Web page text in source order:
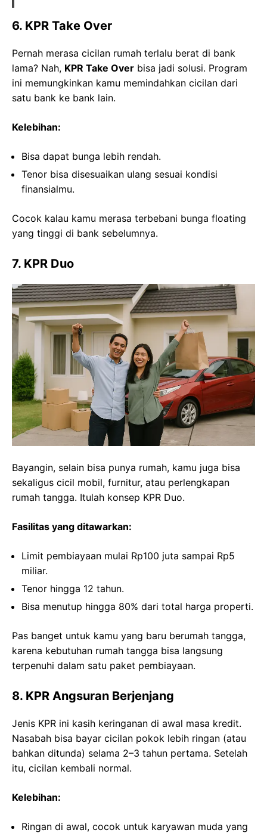
6. KPR Take Over
Pernah merasa cicilan rumah terlalu berat di bank
lama? Nah, KPR Take Over bisa jadi solusi. Program
ini memungkinkan kamu memindahkan cicilan dari
satu bank ke bank lain.
Kelebihan:
Bisa dapat bunga lebih rendah.
Tenor bisa disesuaikan ulang sesuai kondisi
finansialmu.
Cocok kalau kamu merasa terbebani bunga floating
yang tinggi di bank sebelumnya.
7. KPR Duo
Bayangin, selain bisa punya rumah, kamu juga bisa
sekaligus cicil mobil, furnitur, atau perlengkapan
rumah tangga. Itulah konsep KPR Duo.
Fasilitas yang ditawarkan:
Limit pembiayaan mulai Rp100 juta sampai Rp5
miliar.
Tenor hingga 12 tahun.
Bisa menutup hingga 80% dari total harga properti.
Pas banget untuk kamu yang baru berumah tangga,
karena kebutuhan rumah tangga bisa langsung
terpenuhi dalam satu paket pembiayaan.
8. KPR Angsuran Berjenjang
Jenis KPR ini kasih keringanan di awal masa kredit.
Nasabah bisa bayar cicilan pokok lebih ringan (atau
bahkan ditunda) selama 2–3 tahun pertama. Setelah
itu, cicilan kembali normal.
Kelebihan:
Ringan di awal, cocok untuk karyawan muda yang